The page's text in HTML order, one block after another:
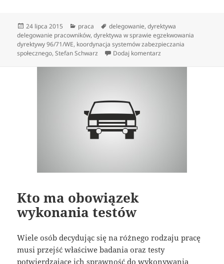
Data
publikacji
24 lipca 2015 Kategorie
praca Tagi
delegowanie,dyrektywa
delegowanie pracowników,dyrektywa w sprawie egzekwowania
dyrektywy 96/71/WE, koordynacja systemów zabezpieczania
społecznego,Stefan Schwarz Dodaj komentarz
Kto ma obowiązek
wykonania testów
Wiele osób decydując się na różnego rodzaju pracę
musi przejść właściwe badania oraz testy
potwierdzające ich sprawność do wykonywania